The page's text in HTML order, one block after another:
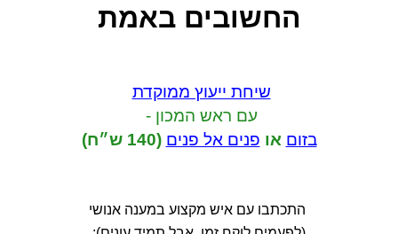
החשובים באמת
שיחת ייעוץ ממוקדת
עם ראש המכון -
בזום או פנים אל פנים (140 ש״ח)
התכתבו עם איש מקצוע במענה אנושי